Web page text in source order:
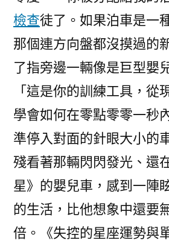
檢查徒了。如果泊車是一
那個連方向盤都沒摸過的
了指旁邊一輛像是巨型嬰
「這是你的訓練工具，從
學會如何在零點零零一秒
準停入對面的針眼大小的
殘看著那輛閃閃發光、還
星》的嬰兒車，感到一陣
的生活，比他想象中還要
倍。《失控的星座運勢與